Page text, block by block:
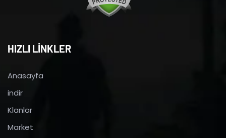
HIZLI LİNKLER
Anasayfa
indir
Klanlar
Market